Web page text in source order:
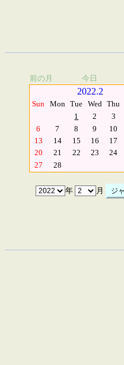
前の月 今日
2022.2
Sun Mon Tue Wed Thu
1
2 3
6
7 8 9 10
13
14 15 16 17
20
21 22 23 24
27
28
年 月